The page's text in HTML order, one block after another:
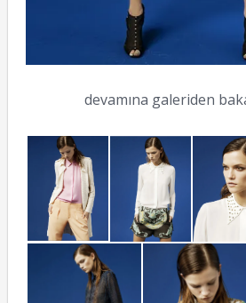
devamına galeriden